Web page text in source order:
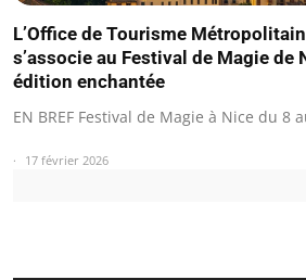
L’Office de Tourisme
s’associe au Festival de Magie de
édition enchantée
EN BREF Festival de Magie à Nice du 8
17 février 2026